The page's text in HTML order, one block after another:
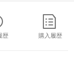
歴 購入履歴